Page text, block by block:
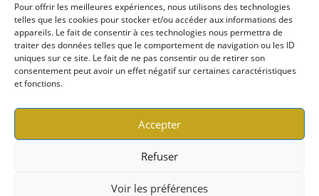
Pour offrir les meilleures expériences, nous utilisons des technologies
telles que les cookies pour stocker et/ou accéder aux informations des
appareils. Le fait de consentir à ces technologies nous permettra de
traiter des données telles que le comportement de navigation ou les ID
uniques sur ce site. Le fait de ne pas consentir ou de retirer son
consentement peut avoir un effet négatif sur certaines caractéristiques
et fonctions.
Accepter
Refuser
Voir les préférences
expérience sur notre site web. Si vous continuez à utiliser ce
site, nous supposerons que vous en êtes satisfait.
Cliquez pour accepter les cookies
marketing et activer ce contenu